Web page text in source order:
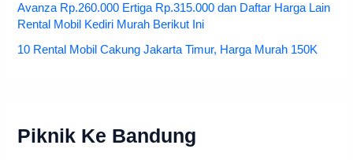
Avanza Rp.260.000 Ertiga Rp.315.000 dan Daftar Harga Lain
Rental Mobil Kediri Murah Berikut Ini
10 Rental Mobil Cakung Jakarta Timur, Harga Murah 150K
Piknik Ke Bandung